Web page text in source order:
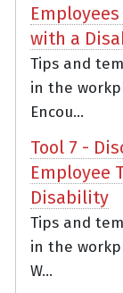
with a
Tips and
in the
Encou...
Tool 7 -
Employee
Disability
Tips and
in the
W...